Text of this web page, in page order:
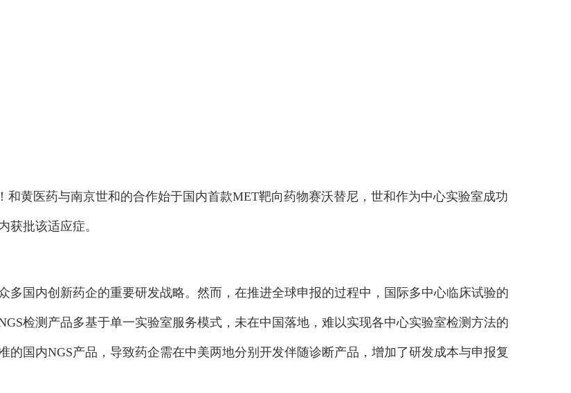
和黄医药与南京世和的合作始于国内首款MET靶向药物赛沃替尼，世和作为中心实验室成功
获批该适应症。
多国内创新药企的重要研发战略。然而，在推进全球申报的过程中，国际多中心临床试验的
检测产品多基于单一实验室服务模式，未在中国落地，难以实现各中心实验室检测方法的
国内NGS产品，导致药企需在中美两地分别开发伴随诊断产品，增加了研发成本与申报复